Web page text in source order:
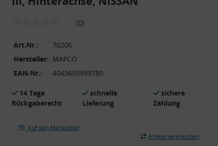
(0)
Art.Nr.:
70206
Hersteller: MAPCO
EAN-Nr.:
4043605599780
14 Tage
Rückgaberecht
schnelle
Lieferung
sichere
Zahlung
Auf den Merkzettel
Artikel vergleichen